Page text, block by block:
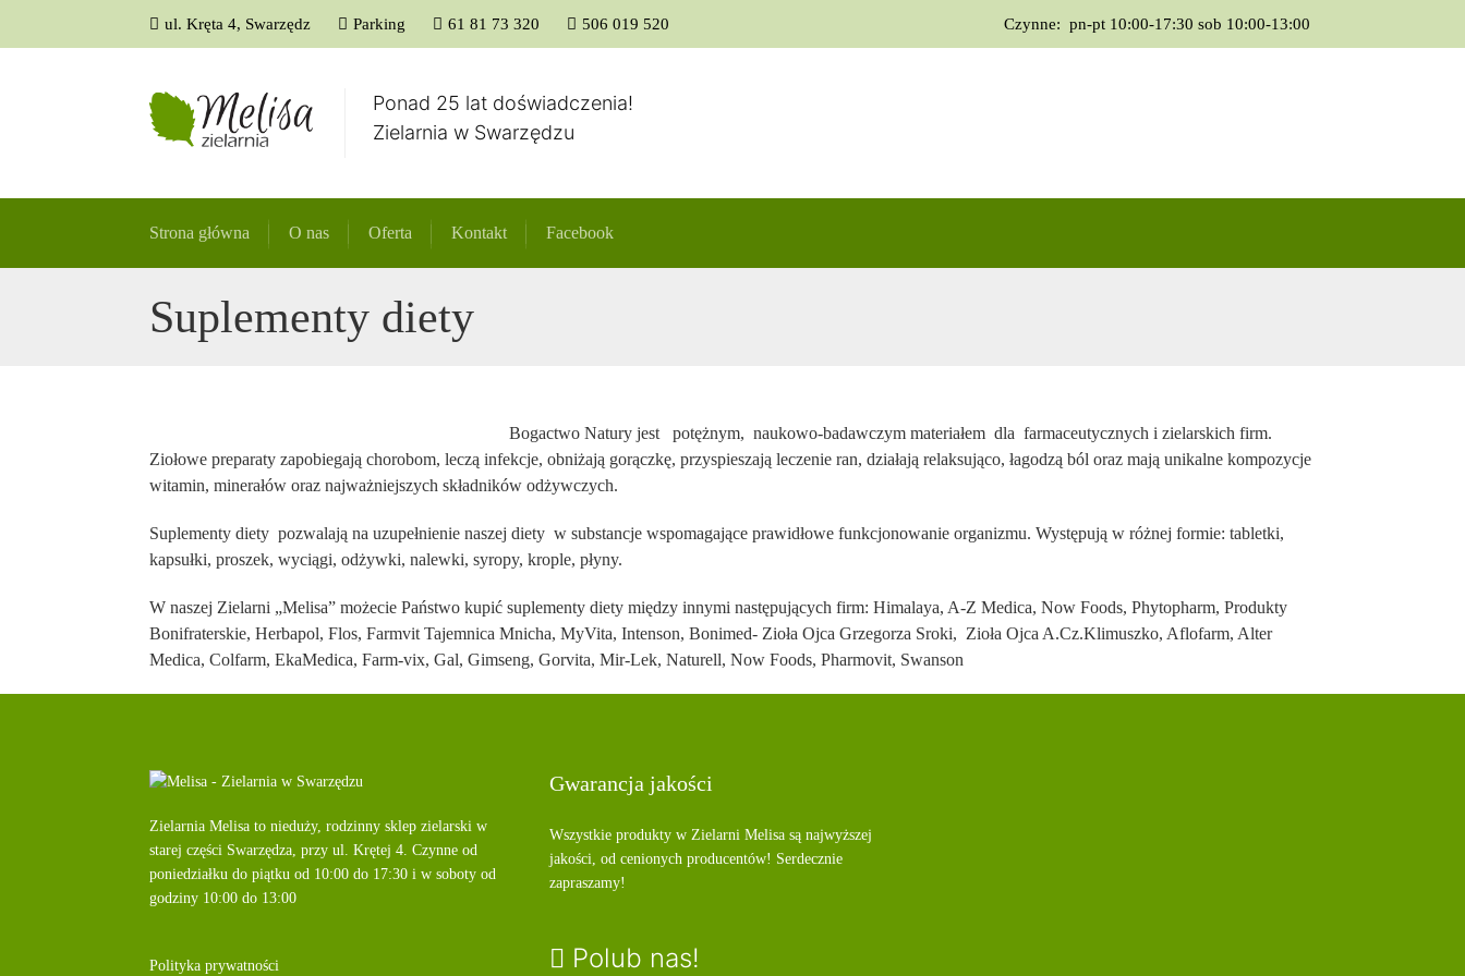
ul. Kręta 4, Swarzędz Parking 61 81 73 320 506 019 520 Czynne: pn-pt 10:00-17:30 sob 10:00-13:00
Ponad 25 lat doświadczenia!
Zielarnia w Swarzędzu
Strona główna O nas Oferta Kontakt Facebook
O nas Oferta Kontakt Facebook
Suplementy diety
Bogactwo Natury jest potężnym, naukowo-badawczym materiałem dla farmaceutycznych i zielarskich firm.
Ziołowe preparaty zapobiegają chorobom, leczą infekcje, obniżają gorączkę, przyspieszają leczenie ran, działają relaksująco, łagodzą ból oraz mają unikalne kompozycje
witamin, minerałów oraz najważniejszych składników odżywczych.
Suplementy diety pozwalają na uzupełnienie naszej diety w substancje wspomagające prawidłowe funkcjonowanie organizmu. Występują w różnej formie: tabletki,
kapsułki, proszek, wyciągi, odżywki, nalewki, syropy, krople, płyny.
W naszej Zielarni „Melisa” możecie Państwo kupić suplementy diety między innymi następujących firm: Himalaya, A-Z Medica, Now Foods, Phytopharm, Produkty
Bonifraterskie, Herbapol, Flos, Farmvit Tajemnica Mnicha, MyVita, Intenson, Bonimed- Zioła Ojca Grzegorza Sroki, Zioła Ojca A.Cz.Klimuszko, Aflofarm, Alter
Medica, Colfarm, EkaMedica, Farm-vix, Gal, Gimseng, Gorvita, Mir-Lek, Naturell, Now Foods, Pharmovit, Swanson
Zielarnia Melisa to nieduży, rodzinny sklep zielarski w
starej części Swarzędza, przy ul. Krętej 4. Czynne od
poniedziałku do piątku od 10:00 do 17:30 i w soboty od
godziny 10:00 do 13:00
Polityka prywatności
Gwarancja jakości
Wszystkie produkty w Zielarni Melisa są najwyższej
jakości, od cenionych producentów! Serdecznie
zapraszamy!
Polub nas!